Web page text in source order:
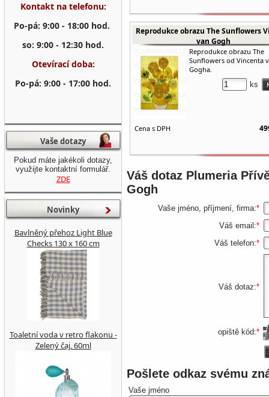
Reprodukce obrazu The Sunflowers
van Gogh
Reprodukce obrazu The
Sunflowers od Vincenta
Gogha.
ks
Cena s DPH
Váš dotaz Plumeria
Gogh
Vaše jméno, příjmení, firma:*
Váš email:*
Váš telefon:*
Váš dotaz:*
opiště kód:*
Pošlete odkaz svému
Vaše jméno
Kontakt na telefonu:
Po-pá: 9:00 - 18:00 hod.
so: 9:00 - 12:30 hod.
Otevírací doba:
Po-pá: 9:00 - 17:00 hod.
Vaše dotazy
Pokud máte jakékoli dotazy,
využijte kontaktní formulář.
ZDE
Novinky
Bavlněný přehoz Light Blue
Checks 130 x 160 cm
Toaletní voda v retro flakonu -
Zelený čaj, 60ml